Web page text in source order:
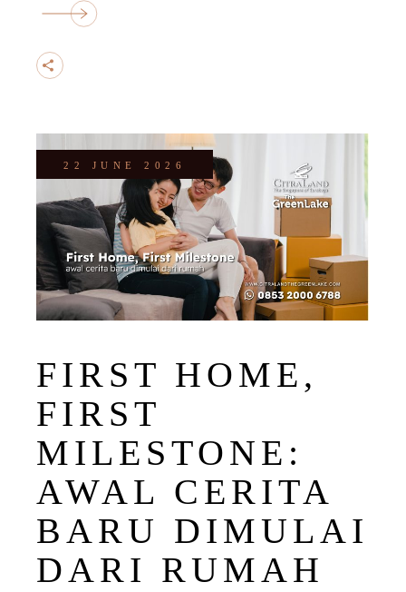
22 JUNE 2026
FIRST HOME,
FIRST
MILESTONE:
AWAL CERITA
BARU DIMULAI
DARI RUMAH